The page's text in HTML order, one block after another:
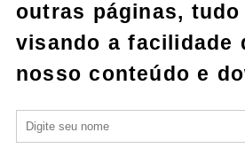
outras páginas,
visando a facilidade
nosso conteúdo e